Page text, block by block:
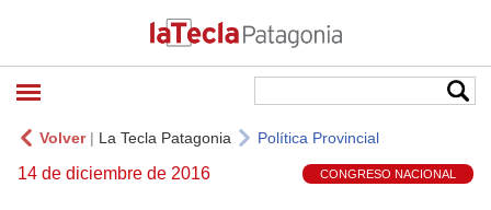
Volver| La Tecla Patagonia Política Provincial
14 de diciembre de 2016 CONGRESO NACIONAL